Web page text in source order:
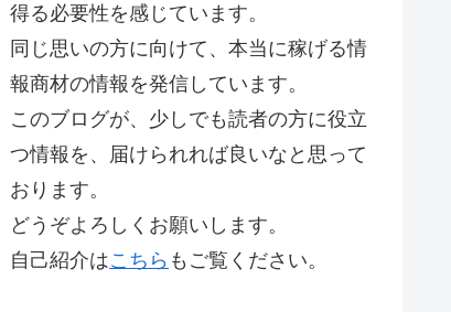
得る必要性を感じています。
同じ思いの方に向けて、本当に稼げる情
報商材の情報を発信しています。
このブログが、少しでも読者の方に役立
つ情報を、届けられれば良いなと思って
おります。
どうぞよろしくお願いします。
自己紹介はこちら もご覧ください。